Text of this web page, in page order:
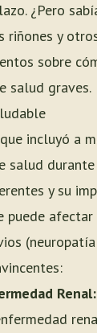
¿Pero
riñones y
sobre
salud graves.
incluyó a
y su
puede
Renal: